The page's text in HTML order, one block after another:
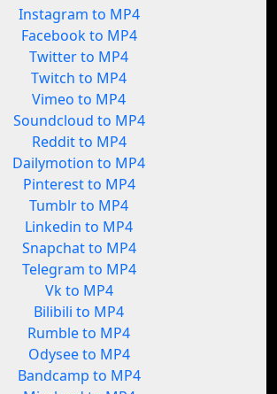
Instagram to MP4
Facebook to MP4
Twitter to MP4
Twitch to MP4
Vimeo to MP4
Soundcloud to MP4
Reddit to MP4
Dailymotion to MP4
Pinterest to MP4
Tumblr to MP4
Linkedin to MP4
Snapchat to MP4
Telegram to MP4
Vk to MP4
Bilibili to MP4
Rumble to MP4
Odysee to MP4
Bandcamp to MP4